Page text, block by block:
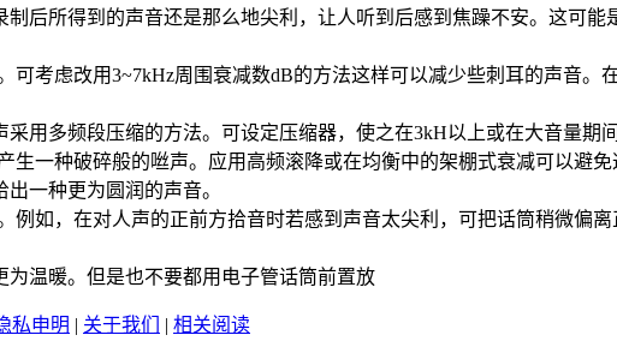
所得到的声音还是那么地尖利，让人听到后感到焦躁不安。这可能
考虑改用3~7kHz周围衰减数dB的方法这样可以减少些刺耳的声音。
多频段压缩的方法。可设定压缩器，使之在3kH以上或在大音量期间
一种破碎般的咝声。应用高频滚降或在均衡中的架棚式衰减可以避免
一种更为圆润的声音。
如，在对人声的正前方拾音时若感到声音太尖利，可把话筒稍微偏
温暖。但是也不要都用电子管话筒前置放
私申明 | 关于我们 | 相关阅读